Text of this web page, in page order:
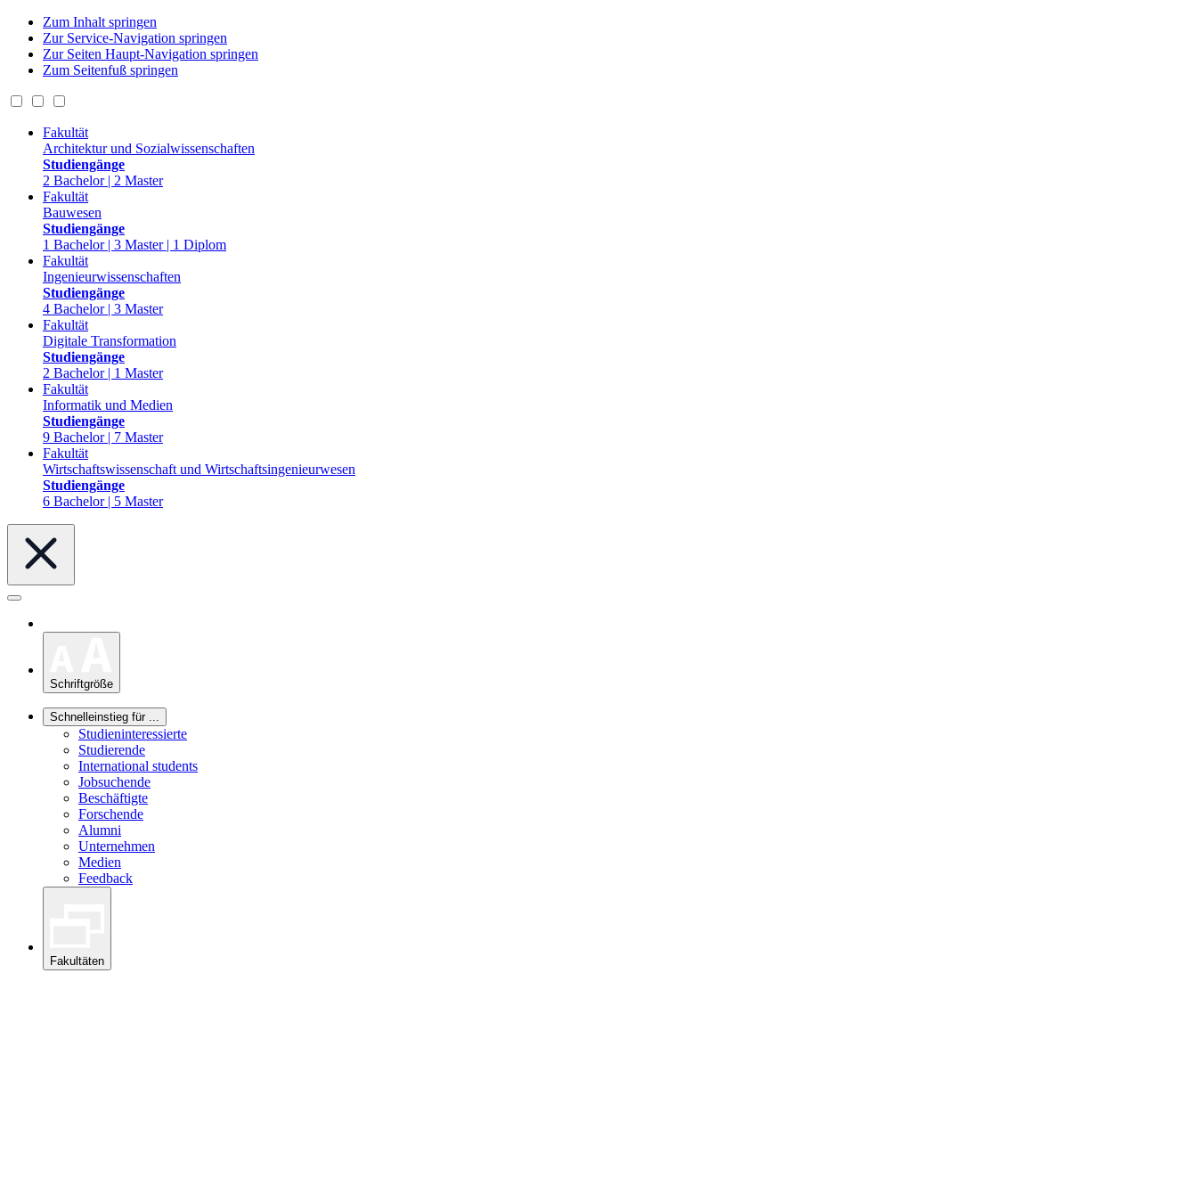
Zum Inhalt springen
Zur Service-Navigation springen
Zur Seiten Haupt-Navigation springen
Zum Seitenfuß springen
Fakultät
Architektur und Sozialwissenschaften
Studiengänge
2 Bachelor | 2 Master
Fakultät
Bauwesen
Studiengänge
1 Bachelor | 3 Master | 1 Diplom
Fakultät
Ingenieurwissenschaften
Studiengänge
4 Bachelor | 3 Master
Fakultät
Digitale Transformation
Studiengänge
2 Bachelor | 1 Master
Fakultät
Informatik und Medien
Studiengänge
9 Bachelor | 7 Master
Fakultät
Wirtschaftswissenschaft und Wirtschaftsingenieurwesen
Studiengänge
6 Bachelor | 5 Master
Schriftgröße
Schnelleinstieg für ...
Studieninteressierte
Studierende
International students
Jobsuchende
Beschäftigte
Forschende
Alumni
Unternehmen
Medien
Feedback
Fakultäten